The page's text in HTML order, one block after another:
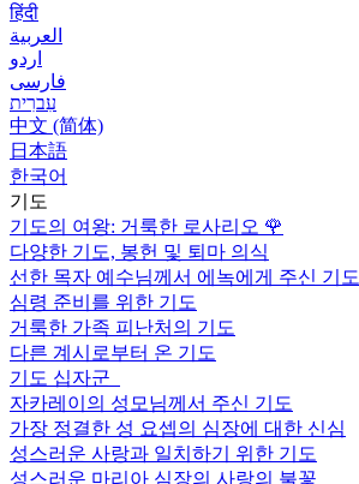
हिंदी
العربية
اردو
فارسی
עִברִית
中文 (简体)
日本語
한국어
기도
기도의 여왕: 거룩한 로사리오 🌹
다양한 기도, 봉헌 및 퇴마 의식
선한 목자 예수님께서 에녹에게 주신 기도
심령 준비를 위한 기도
거룩한 가족 피난처의 기도
다른 계시로부터 온 기도
기도 십자군
자카레이의 성모님께서 주신 기도
가장 정결한 성 요셉의 심장에 대한 신심
성스러운 사랑과 일치하기 위한 기도
성스러운 마리아 심장의 사랑의 불꽃